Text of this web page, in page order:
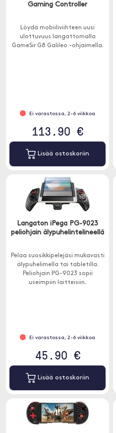
Gaming Controller
Löydä mobiiliviihteen uusi
ulottuvuus langattomalla
GameSir G8 Galileo -ohjaimella.
Ei varastossa, 2-6 viikkoa
113.90 €
Lisää ostoskoriin
Langaton iPega PG-9023
peliohjain älypuhelintelineellä
Pelaa suosikkipelejäsi mukavasti
älypuhelimella tai tabletilla.
Peliohjain PG-9023 sopii
useimpiin laitteisiin.
Ei varastossa, 2-6 viikkoa
45.90 €
Lisää ostoskoriin